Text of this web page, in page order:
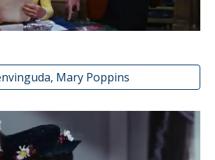
Mary Poppins